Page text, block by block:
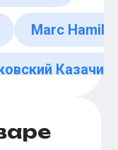
Marc
Казачий